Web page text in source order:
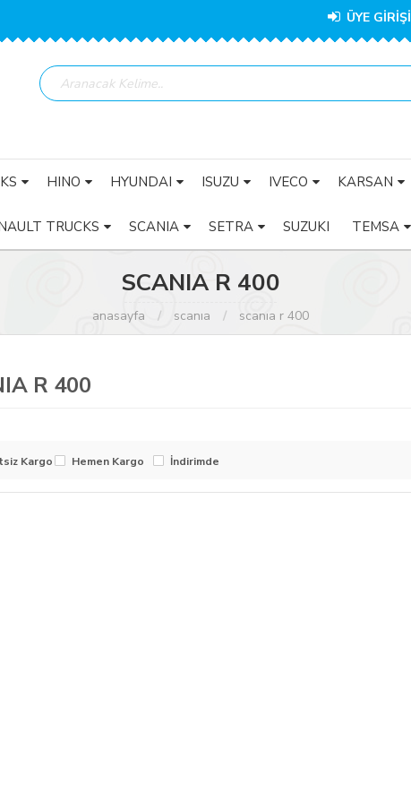
ÜYE GİRİŞİ
HINO HYUNDAI ISUZU IVECO KARSAN
TRUCKS SCANIA SETRA SUZUKI TEMSA
SCANIA R 400
anasayfa scania scania r 400
R 400
Kargo Hemen Kargo İndirimde